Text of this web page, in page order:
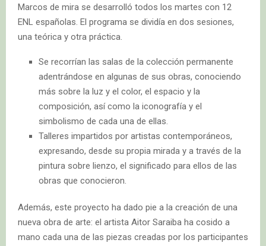
Marcos de mira se desarrolló todos los martes con 12
ENL españolas. El programa se dividía en dos sesiones,
una teórica y otra práctica.
Se recorrían las salas de la colección permanente
adentrándose en algunas de sus obras, conociendo
más sobre la luz y el color, el espacio y la
composición, así como la iconografía y el
simbolismo de cada una de ellas.
Talleres impartidos por artistas contemporáneos,
expresando, desde su propia mirada y a través de la
pintura sobre lienzo, el significado para ellos de las
obras que conocieron.
Además, este proyecto ha dado pie a la creación de una
nueva obra de arte: el artista Aitor Saraiba ha cosido a
mano cada una de las piezas creadas por los participantes